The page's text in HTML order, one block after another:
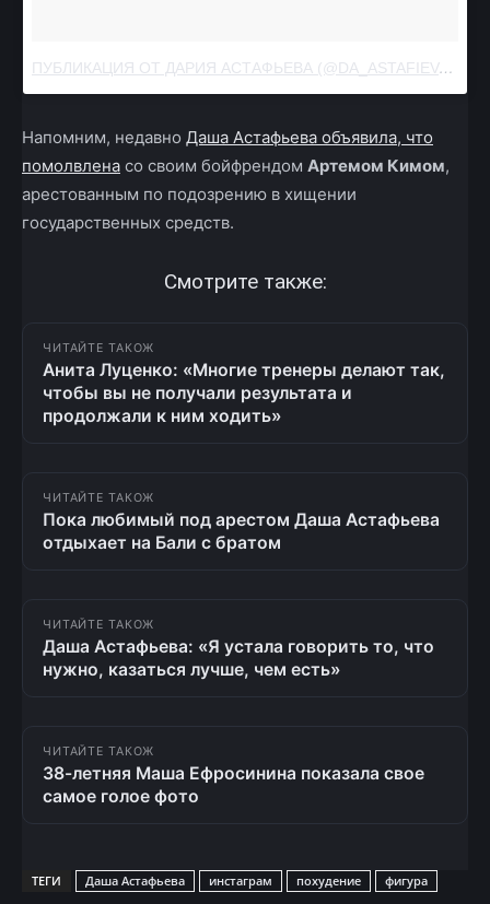
ПУБЛИКАЦИЯ ОТ ДАРИЯ АСТАФЬЕВА (@DA_ASTAFIEVA)
Напомним, недавно Даша Астафьева объявила, что
помолвлена со своим бойфрендом Артемом Кимом,
арестованным по подозрению в хищении
государственных средств.
Смотрите также:
ЧИТАЙТЕ ТАКОЖ
Анита Луценко: «Многие тренеры делают так,
чтобы вы не получали результата и
продолжали к ним ходить»
ЧИТАЙТЕ ТАКОЖ
Пока любимый под арестом Даша Астафьева
отдыхает на Бали с братом
ЧИТАЙТЕ ТАКОЖ
Даша Астафьева: «Я устала говорить то, что
нужно, казаться лучше, чем есть»
ЧИТАЙТЕ ТАКОЖ
38-летняя Маша Ефросинина показала свое
самое голое фото
ТЕГИ Даша Астафьева инстаграм похудение фигура